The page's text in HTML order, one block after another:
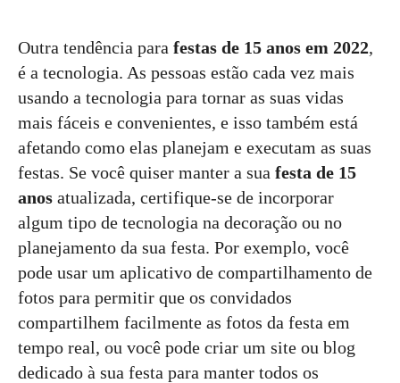
Outra tendência para festas de 15 anos em 2022,
é a tecnologia. As pessoas estão cada vez mais
usando a tecnologia para tornar as suas vidas
mais fáceis e convenientes, e isso também está
afetando como elas planejam e executam as suas
festas. Se você quiser manter a sua festa de 15
anos atualizada, certifique-se de incorporar
algum tipo de tecnologia na decoração ou no
planejamento da sua festa. Por exemplo, você
pode usar um aplicativo de compartilhamento de
fotos para permitir que os convidados
compartilhem facilmente as fotos da festa em
tempo real, ou você pode criar um site ou blog
dedicado à sua festa para manter todos os